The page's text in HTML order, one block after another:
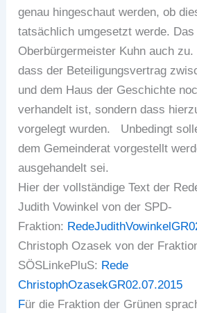
genau hingeschaut werden, ob
tatsächlich umgesetzt werde. Das
Oberbürgermeister Kuhn auch
dass der Beteiligungsvertrag
und dem Haus der Geschichte
verhandelt ist, sondern dass
vorgelegt wurden. Unbedingt
dem Gemeinderat vorgestellt
ausgehandelt sei.
Hier der vollständige Text der
Judith Vowinkel von der SPD-
Fraktion:
Christoph Ozasek von der
SÖSLinkePluS: Rede
ChristophOzasekGR02.07.2015
Für die Fraktion der Grünen